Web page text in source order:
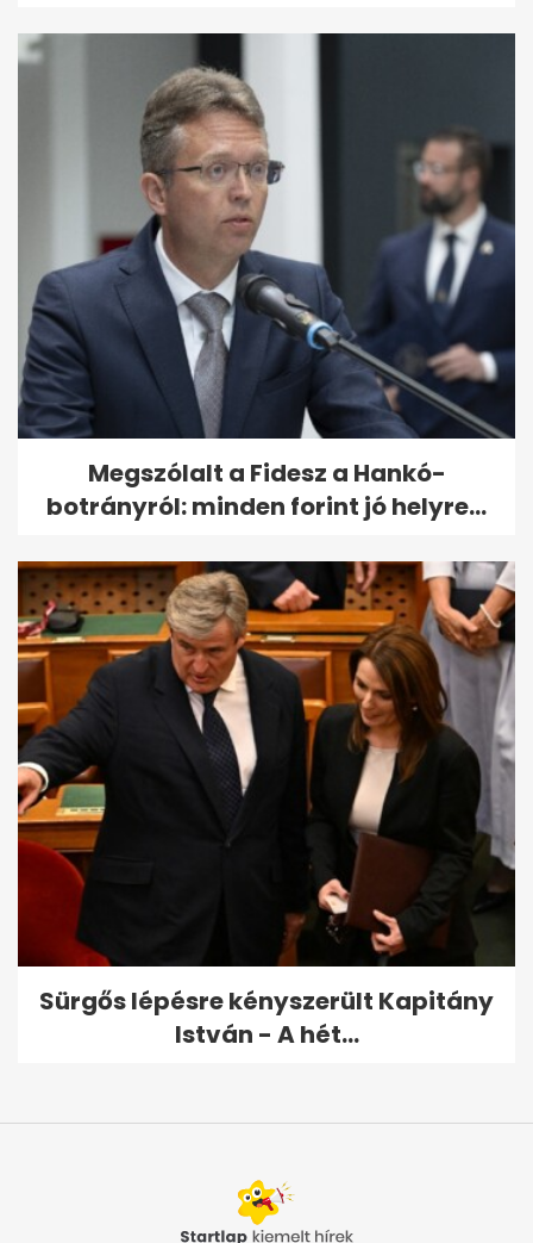
Megszólalt a Fidesz a Hankó-
botrányról: minden forint jó helyre...
Sürgős lépésre kényszerült Kapitány
István - A hét...